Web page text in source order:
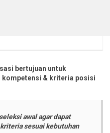
bertujuan untuk
kompetensi & kriteria posisi
awal agar dapat
sesuai kebutuhan